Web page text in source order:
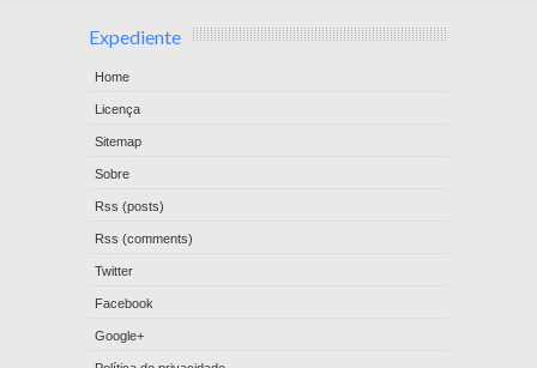
Expediente
Home
Licença
Sitemap
Sobre
Rss (posts)
Rss (comments)
Twitter
Facebook
Google+